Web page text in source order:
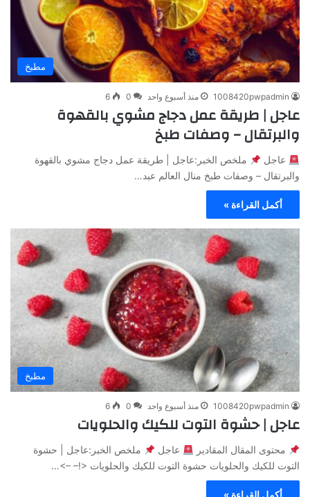
مطبخ
1008420pwpadmin منذ أسبوع واحد 0
6
عاجل | طريقة عمل دجاج مشوي بالقهوة
والبرتقال – وصفات طبخ
عاجل
ملخص الخبر:عاجل | طريقة عمل دجاج مشوي بالقهوة
والبرتقال – وصفات طبخ منال العالم عبد…
أكمل القراءة »
مطبخ
1008420pwpadmin منذ أسبوع واحد 0
6
عاجل | حشوة التوت للكيك والحلويات
محتوى المقال المقادير عاجل
ملخص الخبر:عاجل | حشوة
التوت للكيك والحلويات حشوة التوت للكيك والحلويات <!– –>…